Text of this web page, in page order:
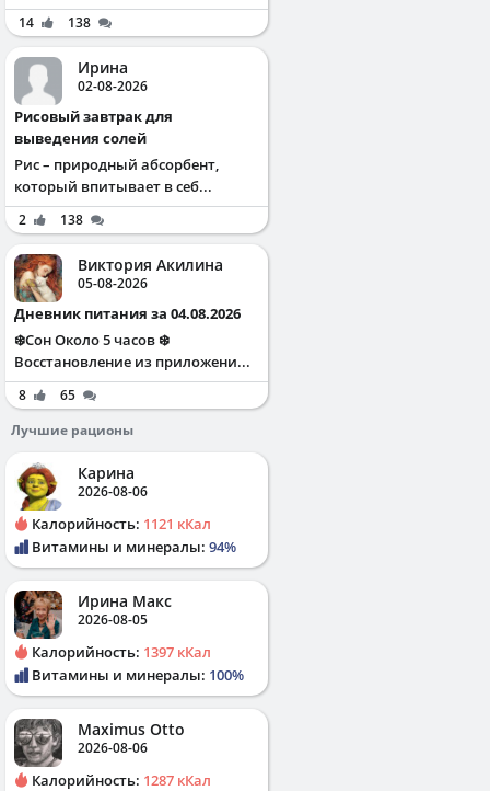
14 138
Ирина
02-08-2026
Рисовый завтрак для
выведения солей
Рис – природный абсорбент,
который впитывает в себ...
2 138
Виктория Акилина
05-08-2026
Дневник питания за 04.08.2026
❄️Сон Около 5 часов ❄️
Восстановление из приложени...
8
65
Лучшие рационы
Карина
2026-08-06
Калорийность: 1121 кКал
Витамины и минералы: 94%
Ирина Макс
2026-08-05
Калорийность: 1397 кКал
Витамины и минералы: 100%
Maximus Otto
2026-08-06
Калорийность: 1287 кКал